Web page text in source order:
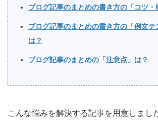
ブログ記事のまとめの書き方の「コツ・
ブログ記事のまとめの書き方の「例文テ
は？
ブログ記事のまとめの「注意点」は？
こんな悩みを解決する記事を用意しまし